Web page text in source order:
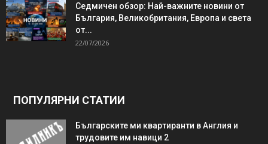
Седмичен обзор: Най-важните новини от
България, Великобритания, Европа и света
от...
22/07/2026
ПОПУЛЯРНИ СТАТИИ
Българските ми квартиранти в Англия и
трудовите им навици 2